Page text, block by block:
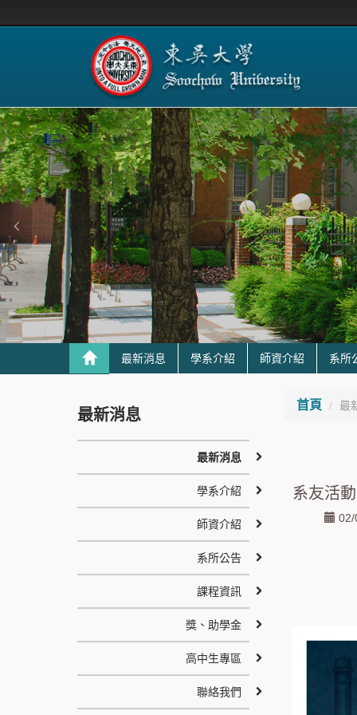
最新消息 學系介紹 師資介紹 系所
首頁 最
系友活
02/
最新消息
最新消息
學系介紹
師資介紹
系所公告
課程資訊
獎、助學金
高中生專區
聯絡我們